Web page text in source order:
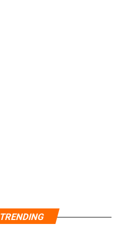
TRENDING